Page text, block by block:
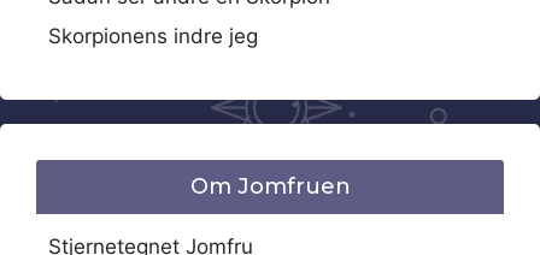
Skorpionens indre jeg
Om Jomfruen
Stjernetegnet Jomfru